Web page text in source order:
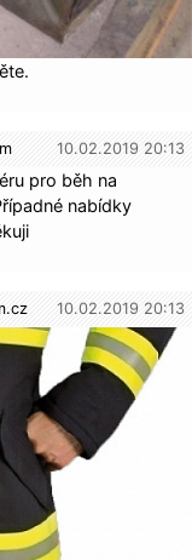
10.02.2019 20:13
pro běh na
nabídky
10.02.2019 20:13